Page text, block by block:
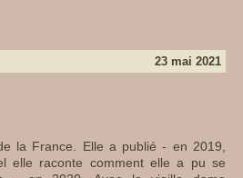
23 mai 2021
la France. Elle a publié - en 2019,
elle raconte comment elle a pu se